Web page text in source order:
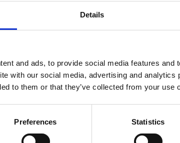
Details
and ads, to provide social media features and
with our social media, advertising and analytics
to them or that they’ve collected from your use
Preferences Statistics
Ik ga ermee akkoord om andere
Ja, ik geef toestemming zoals beschreven